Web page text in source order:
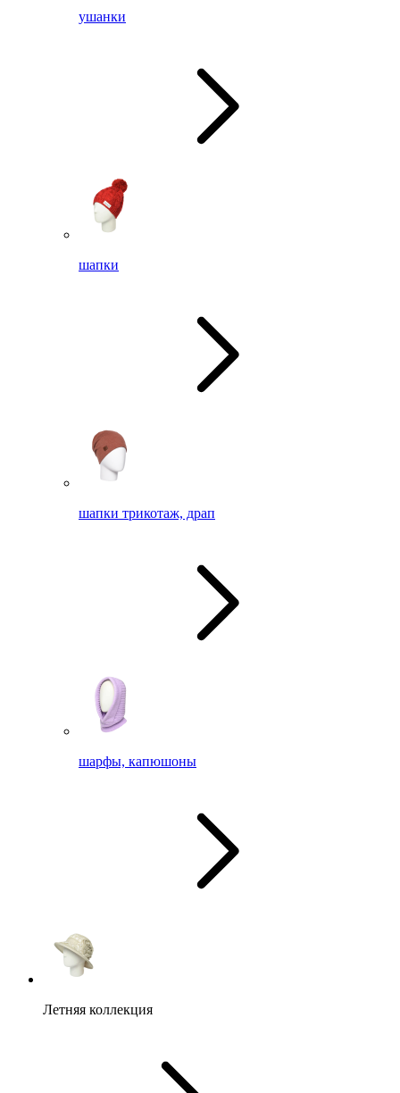
ушанки
шапки
шапки трикотаж, драп
шарфы, капюшоны
Летняя коллекция